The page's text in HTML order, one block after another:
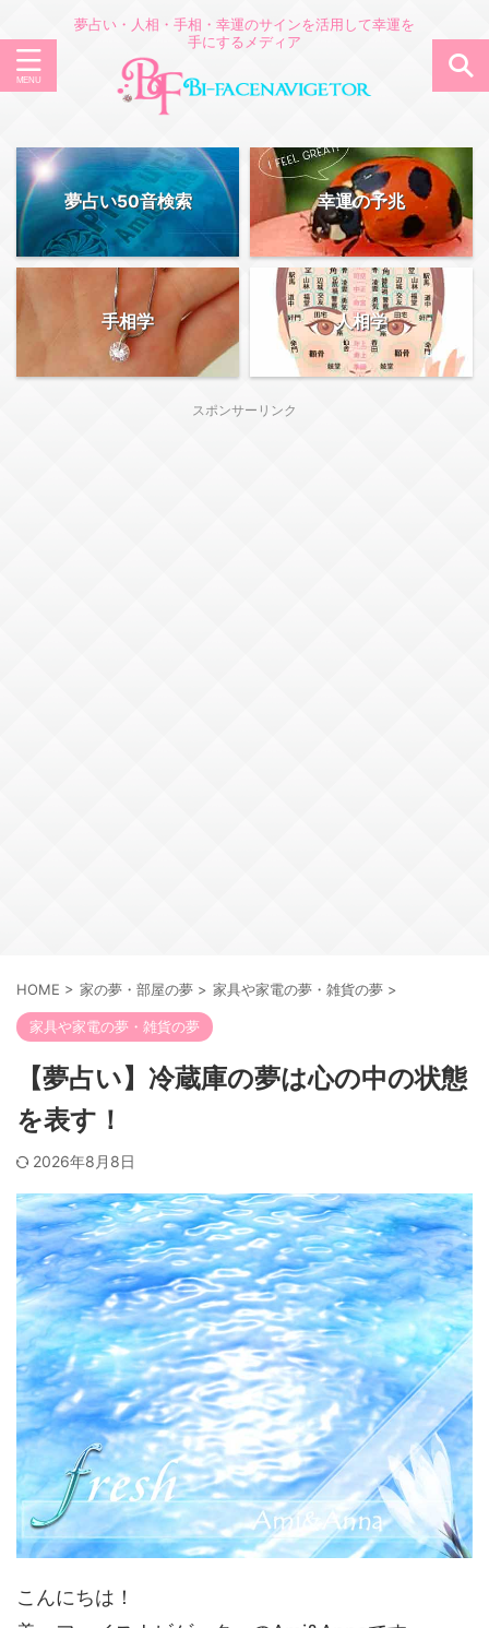
夢占い・人相・手相・幸運のサインを活用して幸運を
手にするメディア
夢占い50音検索 幸運の予兆
手相学 人相学
スポンサーリンク
HOME > 家の夢・部屋の夢 > 家具や家電の夢・雑貨の夢 >
家具や家電の夢・雑貨の夢
【夢占い】冷蔵庫の夢は心の中の状態
を表す！
2026年8月8日
こんにちは！